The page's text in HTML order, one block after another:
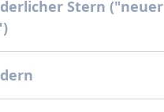
Stern ("neuer